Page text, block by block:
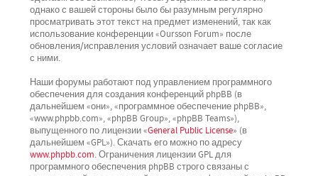
однако с вашей стороны было бы разумным регулярно
просматривать этот текст на предмет изменений, так как
использование конференции «Oursson Forum» после
обновления/исправления условий означает ваше согласие
с ними.
Наши форумы работают под управлением программного
обеспечения для создания конференций phpBB (в
дальнейшем «они», «программное обеспечение phpBB»,
«www.phpbb.com», «phpBB Group», «phpBB Teams»),
выпущенного по лицензии «General Public License» (в
дальнейшем «GPL»). Скачать его можно по адресу
www.phpbb.com. Ограничения лицензии GPL для
программного обеспечения phpBB строго связаны с